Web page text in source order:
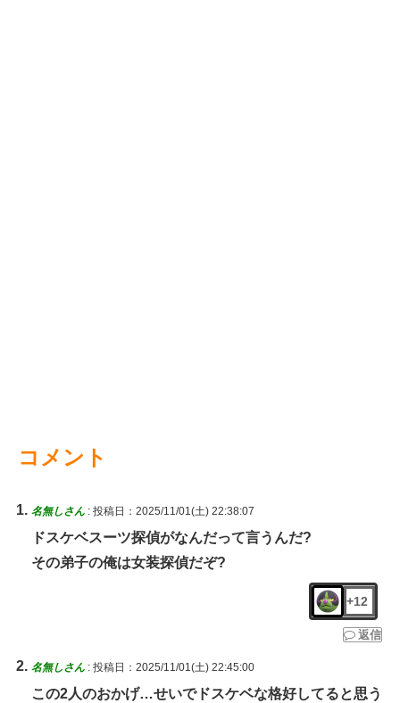
コメント
名無しさん : 投稿日：2025/11/01(土) 22:38:07
ドスケベスーツ探偵がなんだって言うんだ?
その弟子の俺は女装探偵だぞ?
+12
返信
名無しさん : 投稿日：2025/11/01(土) 22:45:00
この2人のおかげ…せいでドスケベな格好してると思う